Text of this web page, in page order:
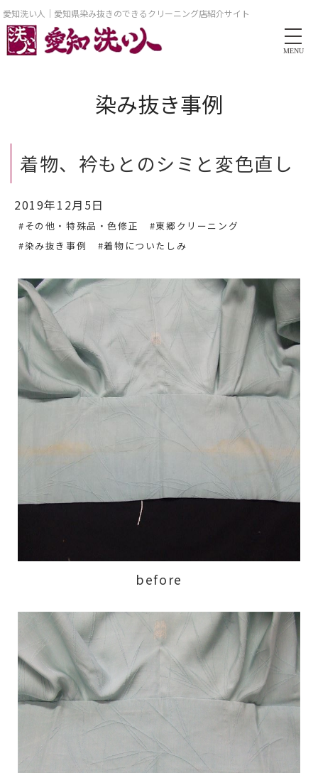
愛知洗い人｜愛知県染み抜きのできるクリーニング店紹介サイト
MENU
染み抜き事例
着物、衿もとのシミと変色直し
2019年12月5日
#その他・特殊品・色修正
#東郷クリーニング
#染み抜き事例
#着物についたしみ
before